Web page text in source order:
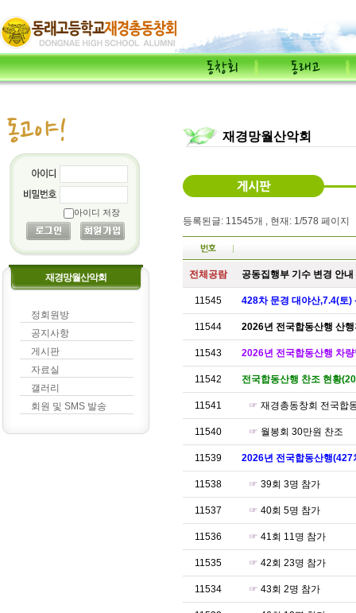
아이디 저장
재경망월산악회
정회원방
공지사항
게시판
자료실
갤러리
회원 및 SMS 발송
재경망월산악회
등록된글: 11545개 , 현재: 1/578 페이지
전체공람 공동집행부 기수 변경 안내
11545 428차 문경 대야산,7.4(토)
11544 2026년 전국합동산행 산
11543 2026년 전국합동산행 차
11542 전국합동산행 찬조 현황
11541 ☞ 재경총동창회 전국합
11540 ☞ 월봉회 30만원 찬조
11539 2026년 전국합동산행(427
11538 ☞ 39회 3명 참가
11537 ☞ 40회 5명 참가
11536 ☞ 41회 11명 참가
11535 ☞ 42회 23명 참가
11534 ☞ 43회 2명 참가